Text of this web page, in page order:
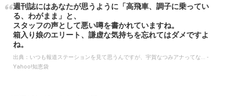
週刊誌にはあなたが思うように「高飛車、調子に乗ってい
る、わがまま」と、
スタッフの声として悪い噂を書かれていますね。
箱入り娘のエリート、謙虚な気持ちを忘れてはダメですよ
ね。
出典： いつも報道ステーションを見て思うんですが、宇賀なつみアナってな... -
Yahoo!知恵袋